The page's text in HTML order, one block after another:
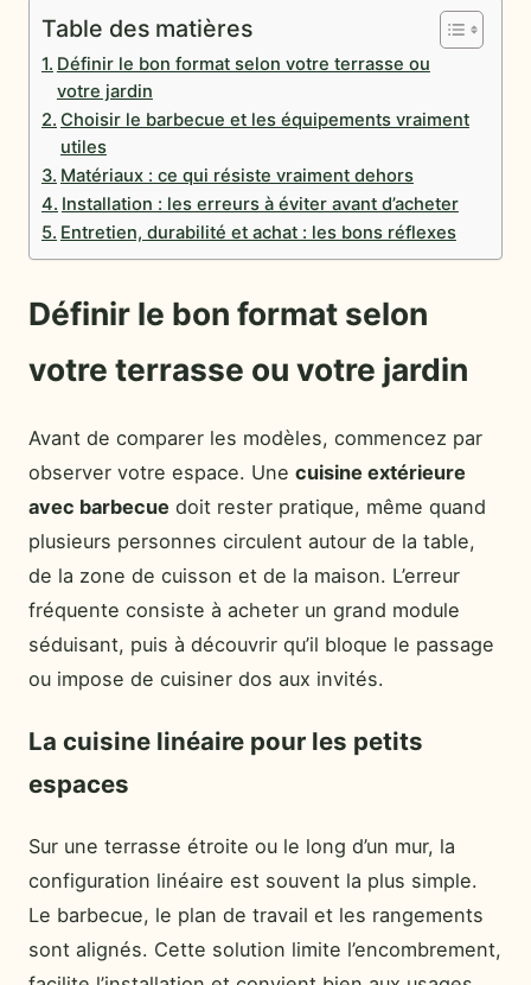
Table des matières
Définir le bon format selon votre terrasse ou
votre jardin
Choisir le barbecue et les équipements vraiment
utiles
Matériaux : ce qui résiste vraiment dehors
Installation : les erreurs à éviter avant d’acheter
Entretien, durabilité et achat : les bons réflexes
Définir le bon format selon
votre terrasse ou votre jardin
Avant de comparer les modèles, commencez par
observer votre espace. Une cuisine extérieure
avec barbecue doit rester pratique, même quand
plusieurs personnes circulent autour de la table,
de la zone de cuisson et de la maison. L’erreur
fréquente consiste à acheter un grand module
séduisant, puis à découvrir qu’il bloque le passage
ou impose de cuisiner dos aux invités.
La cuisine linéaire pour les petits
espaces
Sur une terrasse étroite ou le long d’un mur, la
configuration linéaire est souvent la plus simple.
Le barbecue, le plan de travail et les rangements
sont alignés. Cette solution limite l’encombrement,